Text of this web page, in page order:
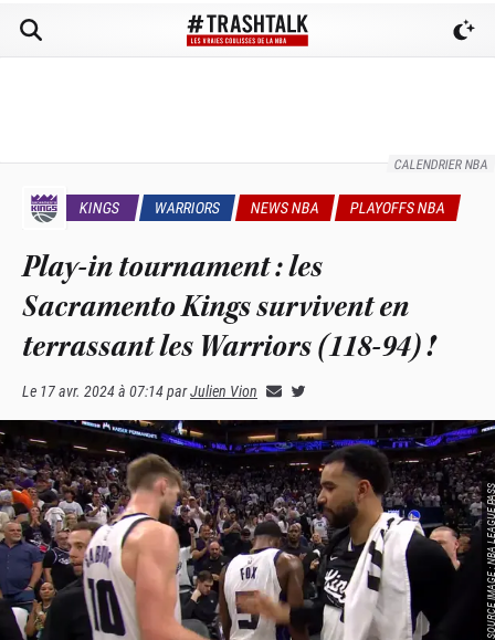
CALENDRIER NBA
KINGS WARRIORS NEWS NBA PLAYOFFS NBA
Play-in tournament : les
Sacramento Kings survivent en
terrassant les Warriors (118-94) !
Le 17 avr. 2024 à 07:14parJulien Vion
SOURCE